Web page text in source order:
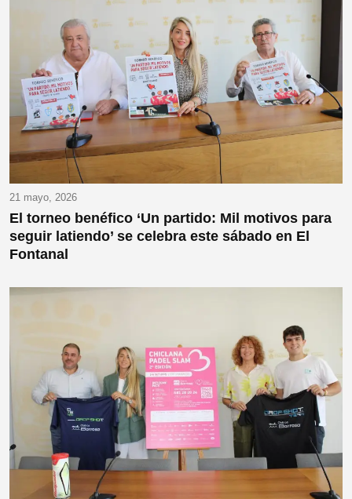
21 mayo, 2026
El torneo benéfico ‘Un partido: Mil motivos para
seguir latiendo’ se celebra este sábado en El
Fontanal